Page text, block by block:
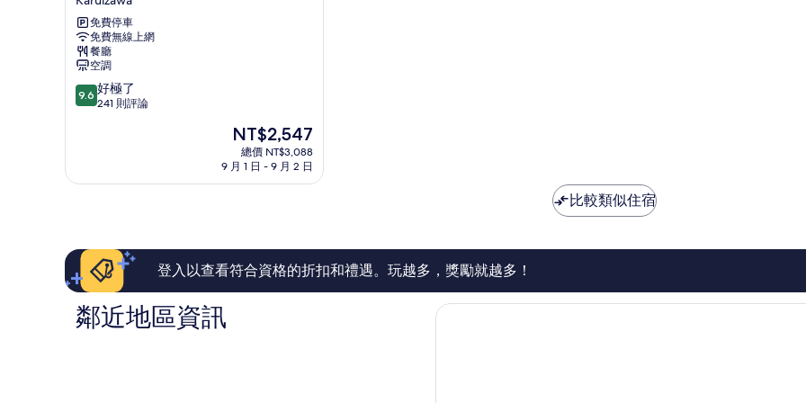
斯
飯
店
Karuizawa
免費停車
免費無線上網
餐廳
空調
9.6
分，
好
則
論
9.6 好極了
241 則評論
現
在
價
NT$2,547
總價 NT$3,088
9 月 1 日 - 9 月 2 日
比較類似住宿
登入以查看符合資格的折扣和禮遇。玩越多，獎勵就越多！
鄰近地區資訊